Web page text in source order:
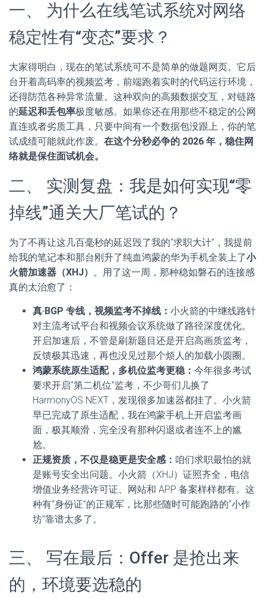
一、 为什么在线笔试系统对网络
稳定性有“变态”要求？
大家得明白，现在的笔试系统可不是简单的做题网页。它后
台开着高码率的视频监考，前端跑着实时的代码运行环境，
还得防范各种异常流量。这种双向的高频数据交互，对链路
的延迟和丢包率极度敏感。如果你还在用那些不稳定的公网
直连或者劣质工具，只要中间有一个数据包没跟上，你的笔
试成绩可能就此作废。 在这个分秒必争的 2026 年，稳住网
络就是保住面试机会。
二、 实测复盘：我是如何实现“零
掉线”通关大厂笔试的？
为了不再让这几百毫秒的延迟毁了我的“求职大计”，我提前
给我的笔记本和那台刚升了纯血鸿蒙的华为手机全装上了小
火箭加速器（XHJ） 。用了这一周，那种稳如磐石的连接感
真的太治愈了：
真·BGP 专线，视频监考不掉线： 小火箭的中继线路针
对主流考试平台和视频会议系统做了路径深度优化。
开启加速后，不管是刷新题目还是开启高画质监考，
反馈极其迅速，再也没见过那个烦人的加载小圆圈。
鸿蒙系统原生适配，多机位监考更稳： 今年很多考试
要求开启“第二机位”监考，不少哥们儿换了
HarmonyOS NEXT，发现很多加速器都挂了。小火箭
早已完成了原生适配，我在鸿蒙手机上开启监考画
面，极其顺滑，完全没有那种闪退或者连不上的尴
尬。
正规资质，不仅是稳更是安全感： 咱们求职最怕的就
是账号安全出问题。小火箭（XHJ）证照齐全，电信
增值业务经营许可证、网站和 APP 备案样样都有。这
种有“身份证”的正规军，比那些随时可能跑路的“小作
坊”靠谱太多了。
三、 写在最后：Offer 是抢出来
的，环境要选稳的